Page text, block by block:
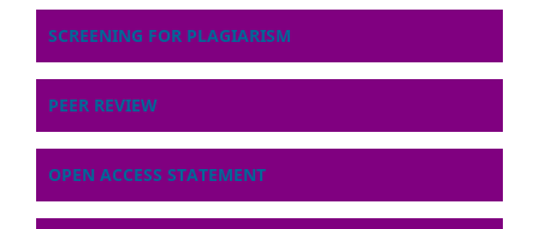
SCREENING FOR PLAGIARISM
PEER REVIEW
OPEN ACCESS STATEMENT